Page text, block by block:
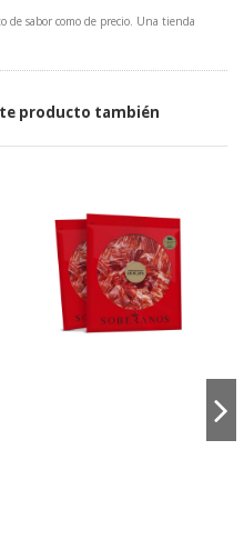
de sabor como de precio. Una tienda
producto también